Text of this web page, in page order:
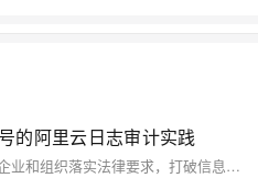
的阿里云日志审计实践
日志审计的必要性在于其能够帮助企业和组织落实法律要求，打破信息孤岛和应对安全威胁。选择 SLS 下日志审计应用，一方面是选择国家网络安全专用认证的日志分析产品，另一方面可以快速帮助大型公司统一管理多组地域、多个账号的日志数据。除了在日志服务中存储、查看和分析日志外，还可通过报表分析和告警配置，主动发现潜在的安全威胁，增强云上资产安全。